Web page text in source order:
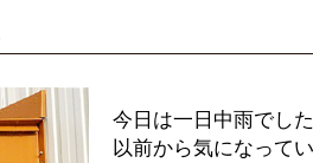
今日は一日中雨でした
以前から気になって